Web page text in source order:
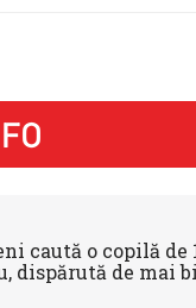
caută o copilă de
dispărută de mai